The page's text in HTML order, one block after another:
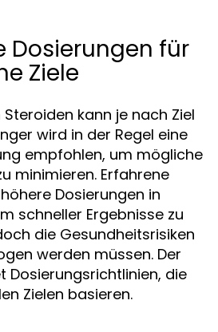
Dosierungen für
Ziele
kann je nach Ziel
wird in der Regel eine
empfohlen, um mögliche
minimieren. Erfahrene
Dosierungen in
schneller Ergebnisse zu
die Gesundheitsrisiken
werden müssen. Der
Dosierungsrichtlinien, die
Zielen basieren.